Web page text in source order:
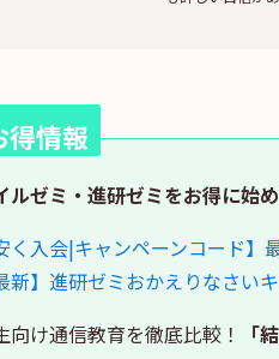
得情報
ルゼミ・進研ゼミをお得に始
入会|キャンペーンコード】
】進研ゼミおかえりなさい
向け通信教育を徹底比較！
「